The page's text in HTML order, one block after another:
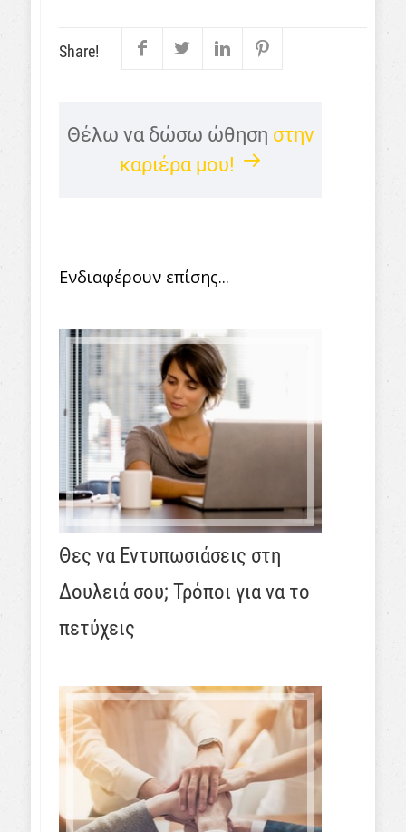
Share!
Θέλω να δώσω ώθηση στην
καριέρα μου!
Ενδιαφέρουν επίσης...
Θες να Εντυπωσιάσεις στη
Δουλειά σου; Τρόποι για να το
πετύχεις